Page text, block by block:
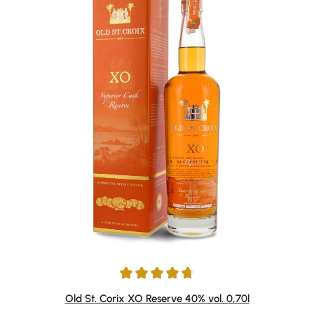
Durchschnittliche Bewertung von 4.85 von 5 Sternen
Old St. Corix XO Reserve 40% vol. 0,70l